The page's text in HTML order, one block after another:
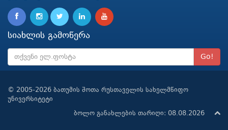
სიახლის გამოწერა
Go!
© 2005-2026 ბათუმის შოთა რუსთაველის სახელმწიფო
უნივერსიტეტი
ბოლო განახლების თარიღი: 08.08.2026